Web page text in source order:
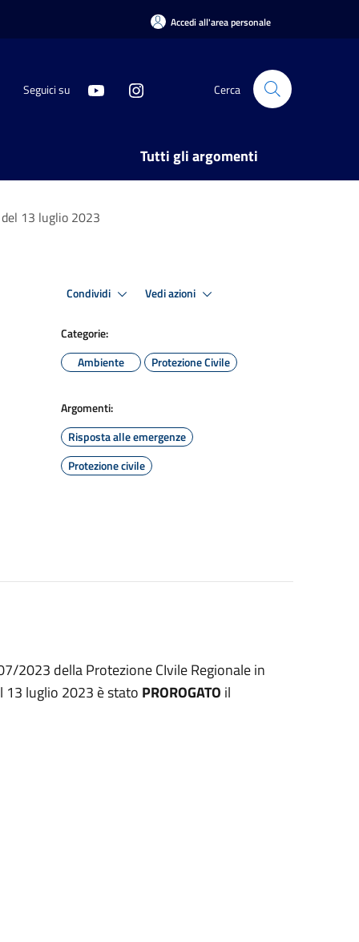
Accedi all'area personale
Seguici su Cerca
Tutti gli argomenti
del 13 luglio 2023
Condividi Vedi azioni
Categorie:
Ambiente
Protezione Civile
Argomenti:
Risposta alle emergenze
Protezione civile
2023 della Protezione CIvile Regionale in
13 luglio 2023 è stato PROROGATO il